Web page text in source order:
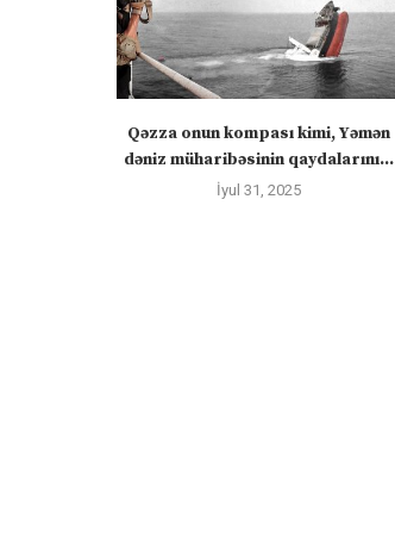
Qəzza onun kompası kimi, Yəmən
dəniz müharibəsinin qaydalarını...
İyul 31, 2025